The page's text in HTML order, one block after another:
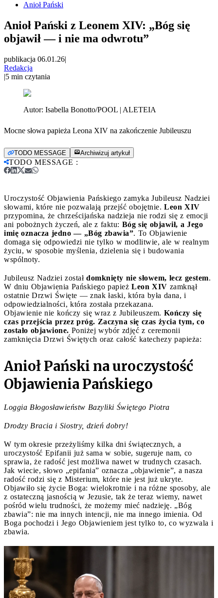
Anioł Pański
Anioł Pański z Leonem XIV: „Bóg się
objawił — i nie ma odwrotu”
publikacja 06.01.26|
Redakcja
|5 min czytania
Autor: Isabella Bonotto/POOL | ALETEIA
Mocne słowa papieża Leona XIV na zakończenie Jubileuszu
TODO MESSAGE Archiwizuj artykuł
TODO MESSAGE :
Uroczystość Objawienia Pańskiego zamyka Jubileusz Nadziei
słowami, które nie pozwalają przejść obojętnie. Leon XIV
przypomina, że chrześcijańska nadzieja nie rodzi się z emocji
ani pobożnych życzeń, ale z faktu: Bóg się objawił, a Jego
imię oznacza jedno — „Bóg zbawia”. To Objawienie
domaga się odpowiedzi nie tylko w modlitwie, ale w realnym
życiu, w sposobie myślenia, dzielenia się i budowania
wspólnoty.
Jubileusz Nadziei został domknięty nie słowem, lecz gestem.
W dniu Objawienia Pańskiego papież Leon XIV zamknął
ostatnie Drzwi Święte — znak łaski, która była dana, i
odpowiedzialności, która została przekazana.
Objawienie nie kończy się wraz z Jubileuszem. Kończy się
czas przejścia przez próg. Zaczyna się czas życia tym, co
zostało objawione. Poniżej wybór zdjęć z ceremonii
zamknięcia Drzwi Świętych oraz całość katechezy papieża:
Anioł Pański na uroczystość
Objawienia Pańskiego
Loggia Błogosławieństw Bazyliki Świętego Piotra
Drodzy Bracia i Siostry, dzień dobry!
W tym okresie przeżyliśmy kilka dni świątecznych, a
uroczystość Epifanii już sama w sobie, sugeruje nam, co
sprawia, że radość jest możliwa nawet w trudnych czasach.
Jak wiecie, słowo „epifania” oznacza „objawienie”, a nasza
radość rodzi się z Misterium, które nie jest już ukryte.
Objawiło się życie Boga: wielokrotnie i na różne sposoby, ale
z ostateczną jasnością w Jezusie, tak że teraz wiemy, nawet
pośród wielu trudności, że możemy mieć nadzieję. „Bóg
zbawia”: nie ma innych intencji, nie ma innego imienia. Od
Boga pochodzi i Jego Objawieniem jest tylko to, co wyzwala i
zbawia.